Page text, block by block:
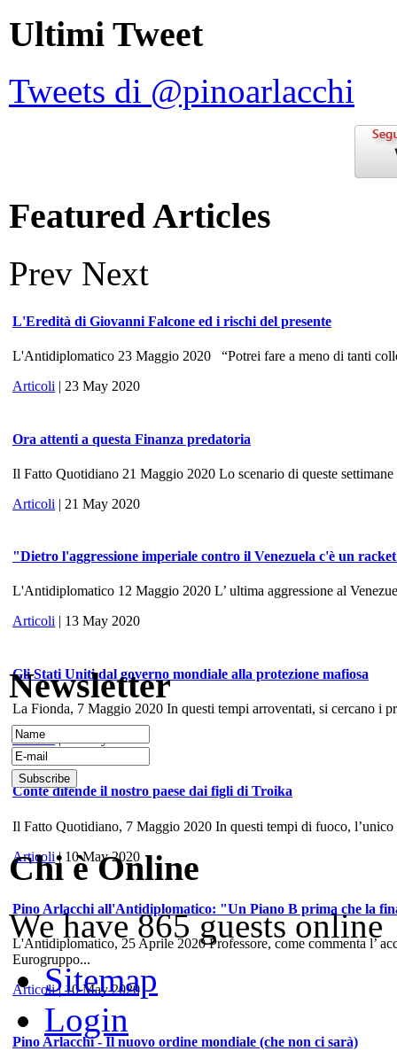
Ultimi Tweet
Tweets di @pinoarlacchi
Featured Articles
Prev Next
L'Eredità di Giovanni Falcone ed i rischi del presente
L'Antidiplomatico 23 Maggio 2020 “Potrei fare a meno di tanti
Articoli | 23 May 2020
Ora attenti a questa Finanza predatoria
Il Fatto Quotidiano 21 Maggio 2020 Lo scenario di queste
Articoli | 21 May 2020
"Dietro l'aggressione imperiale contro il Venezuela c'è un
L'Antidiplomatico 12 Maggio 2020 L’ ultima aggressione al
Articoli | 13 May 2020
Gli Stati Uniti dal governo mondiale alla protezione mafiosa
La Fionda, 7 Maggio 2020 In questi tempi arroventati, si cercano i
Articoli
Conte difende il nostro paese dai figli di Troika
Il Fatto Quotidiano, 7 Maggio 2020 In questi tempi di fuoco,
Articoli| 10 May 2020
Pino Arlacchi all'Antidiplomatico: "Un Piano B prima che la
L'Antidiplomatico, 25 Aprile 2020 Professore, come commenta l’
Eurogruppo...
Articoli| 10 May 2020
Pino Arlacchi - Il nuovo ordine mondiale (che non ci sarà)
Newsletter
Chi è Online
We have 865 guests online
Sitemap
Login